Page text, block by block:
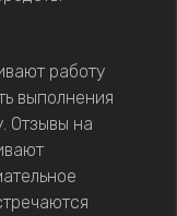
работу
выполнения
Отзывы на